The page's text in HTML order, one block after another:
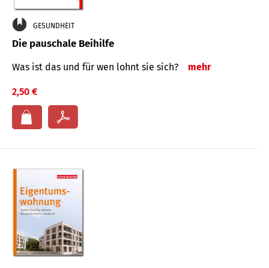
GESUNDHEIT
Die pauschale Beihilfe
Was ist das und für wen lohnt sie sich? mehr
2,50 €